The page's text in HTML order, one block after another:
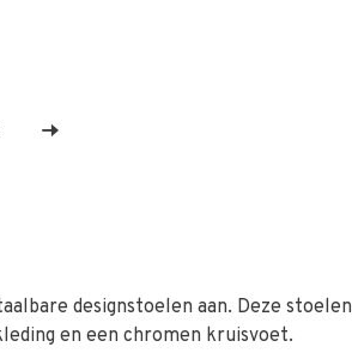
designstoelen aan. Deze
en een chromen kruisvoet.